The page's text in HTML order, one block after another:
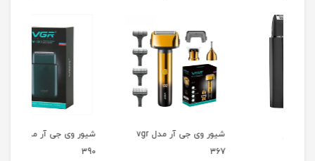
شیور وی جی آر مدل vgr
شیور وی جی آر مدل vgr